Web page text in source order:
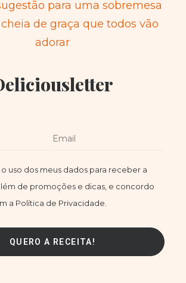
para uma sobremesa
de graça que todos vão
adorar
uso dos meus dados para receber a
de promoções e dicas, e concordo
a Política de Privacidade.